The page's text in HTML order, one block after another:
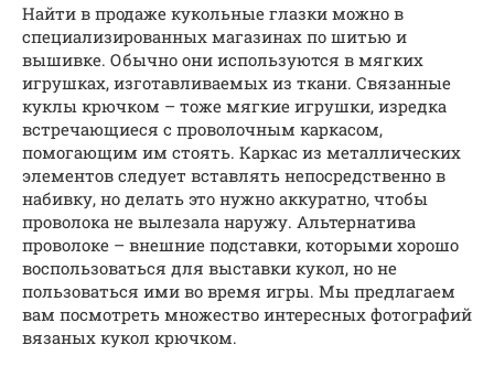
Найти в продаже кукольные глазки можно в
специализированных магазинах по шитью и
вышивке. Обычно они используются в мягких
игрушках, изготавливаемых из ткани. Связанные
куклы крючком – тоже мягкие игрушки, изредка
встречающиеся с проволочным каркасом,
помогающим им стоять. Каркас из металлических
элементов следует вставлять непосредственно в
набивку, но делать это нужно аккуратно, чтобы
проволока не вылезала наружу. Альтернатива
проволоке – внешние подставки, которыми хорошо
воспользоваться для выставки кукол, но не
пользоваться ими во время игры. Мы предлагаем
вам посмотреть множество интересных фотографий
вязаных кукол крючком.